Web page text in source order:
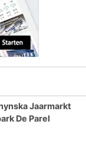
Jaarmarkt
De Parel